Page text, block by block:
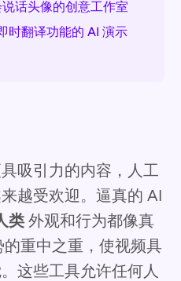
话头像的创意工作室
时翻译功能的 AI 演示
吸引力的内容，人工
越受欢迎。逼真的 AI
类 外观和行为都像真
重中之重，使视频具
这些工具允许任何人